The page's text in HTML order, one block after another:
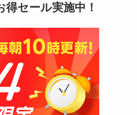
買える？Amazonや金券ショ
に売ってる！
得セール実施中！